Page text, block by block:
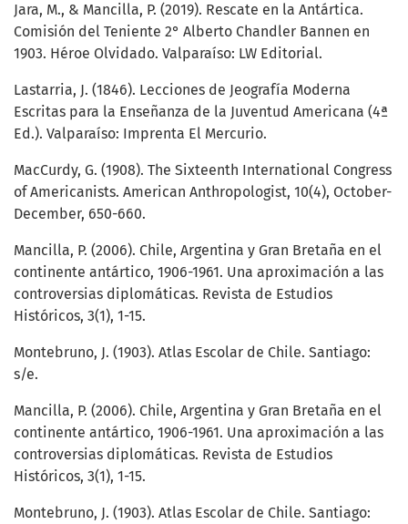
Jara, M., & Mancilla, P. (2019). Rescate en la Antártica.
Comisión del Teniente 2° Alberto Chandler Bannen en
1903. Héroe Olvidado. Valparaíso: LW Editorial.
Lastarria, J. (1846). Lecciones de Jeografía Moderna
Escritas para la Enseñanza de la Juventud Americana (4ª
Ed.). Valparaíso: Imprenta El Mercurio.
MacCurdy, G. (1908). The Sixteenth International Congress
of Americanists. American Anthropologist, 10(4), October-
December, 650-660.
Mancilla, P. (2006). Chile, Argentina y Gran Bretaña en el
continente antártico, 1906-1961. Una aproximación a las
controversias diplomáticas. Revista de Estudios
Históricos, 3(1), 1-15.
Montebruno, J. (1903). Atlas Escolar de Chile. Santiago:
s/e.
Mancilla, P. (2006). Chile, Argentina y Gran Bretaña en el
continente antártico, 1906-1961. Una aproximación a las
controversias diplomáticas. Revista de Estudios
Históricos, 3(1), 1-15.
Montebruno, J. (1903). Atlas Escolar de Chile. Santiago: